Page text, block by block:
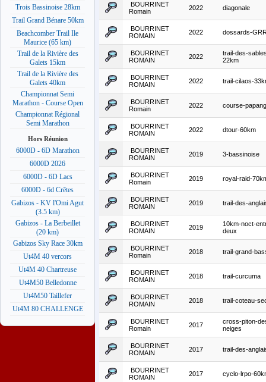
Trois Bassinoise 28km
Trail Grand Bénare 50km
Beachcomber Trail Ile
Maurice (65 km)
Trail de la Rivière des
Galets 15km
Trail de la Rivière des
Galets 40km
Championnat Semi
Marathon - Course Open
Championnat Régional
Semi Marathon
Hors Réunion
6000D - 6D Marathon
6000D 2026
6000D - 6D Lacs
6000D - 6d Crêtes
Gabizos - KV l'Omi Agut
(3.5 km)
Gabizos - La Berbeillet
(20 km)
Gabizos Sky Race 30km
Ut4M 40 vercors
Ut4M 40 Chartreuse
Ut4M50 Belledonne
Ut4M50 Taillefer
Ut4M 80 CHALLENGE
BOURRINET
Romain
2022 diagonale
BOURRINET
ROMAIN
2022 dossards-
BOURRINET
ROMAIN
2022
trail-des-
22km
BOURRINET
ROMAIN
2022 trail-cilaos-
BOURRINET
Romain
2022 course-
BOURRINET
ROMAIN
2022 dtour-60km
BOURRINET
ROMAIN
2019 3-bassinoise
BOURRINET
Romain
2019 royal-raid-
BOURRINET
ROMAIN
2019 trail-des-
BOURRINET
ROMAIN
2019
10km-noct-
deux
BOURRINET
Romain
2018 trail-grand-
BOURRINET
ROMAIN
2018 trail-curcuma
BOURRINET
ROMAIN
2018 trail-coteau-
BOURRINET
Romain
2017
cross-piton-
neiges
BOURRINET
ROMAIN
2017 trail-des-
BOURRINET
ROMAIN
2017 cyclo-lrpo-